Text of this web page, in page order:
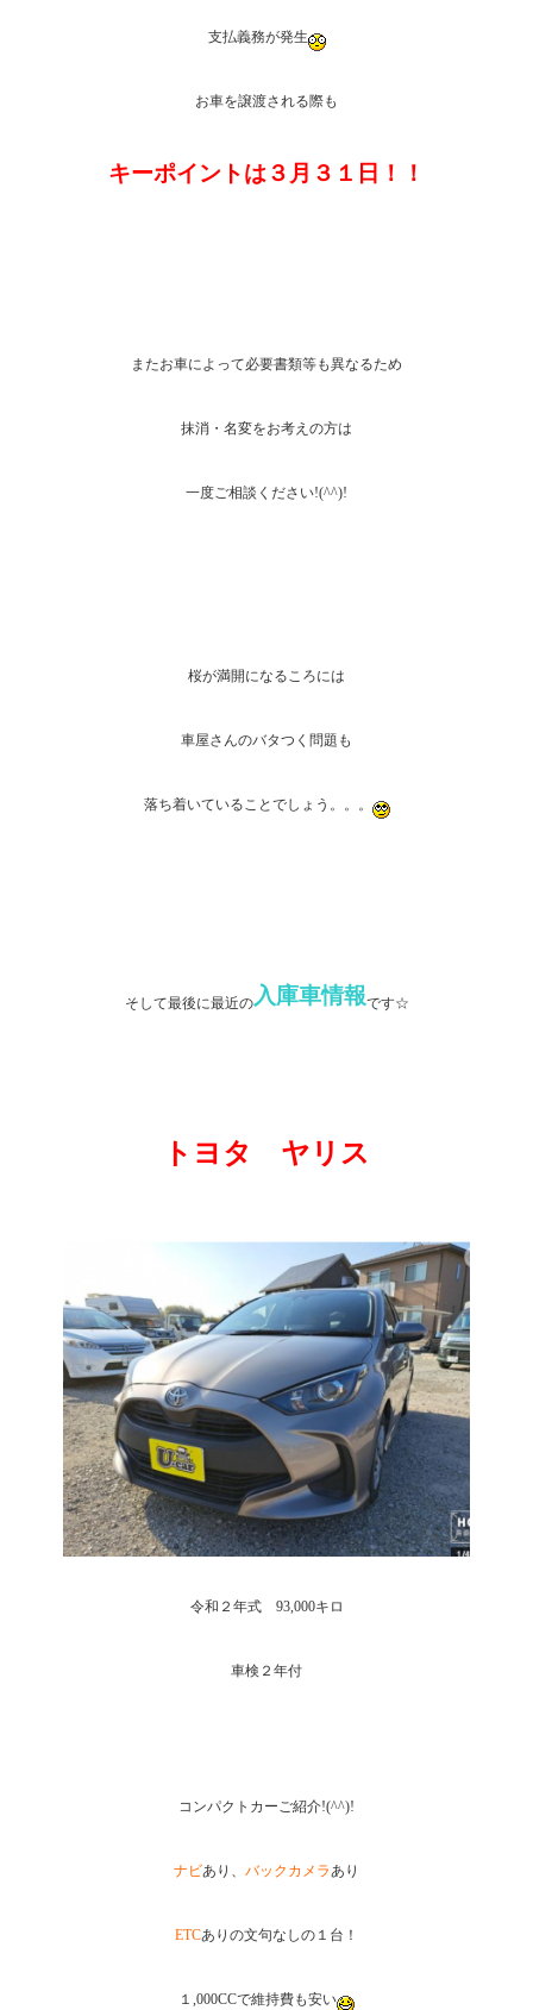
支払義務が発生
お車を譲渡される際も
キーポイントは３月３１日！！
またお車によって必要書類等も異なるため
抹消・名変をお考えの方は
一度ご相談ください!(^^)!
桜が満開になるころには
車屋さんのバタつく問題も
落ち着いていることでしょう。。。
そして最後に最近の入庫車情報です☆
トヨタ ヤリス
令和２年式 93,000キロ
車検２年付
コンパクトカーご紹介!(^^)!
ナビあり、 バックカメラあり
ETCありの文句なしの１台！
１,000CCで維持費も安い